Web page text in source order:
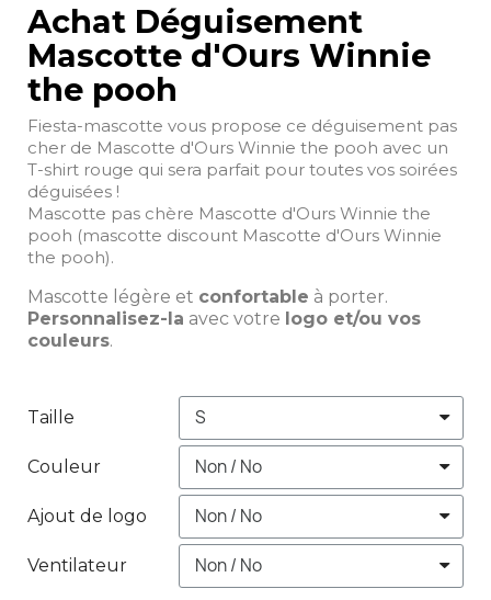
Achat Déguisement
Mascotte d'Ours Winnie
the pooh
Fiesta-mascotte vous propose ce déguisement pas
cher de Mascotte d'Ours Winnie the pooh avec un
T-shirt rouge qui sera parfait pour toutes vos soirées
déguisées !
Mascotte pas chère Mascotte d'Ours Winnie the
pooh (mascotte discount Mascotte d'Ours Winnie
the pooh).
Mascotte légère et confortable à porter.
Personnalisez-la avec votre logo et/ou vos
couleurs.
Taille
Couleur
Ajout de logo
Ventilateur